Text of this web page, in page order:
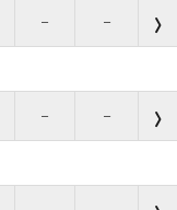
– –
– –